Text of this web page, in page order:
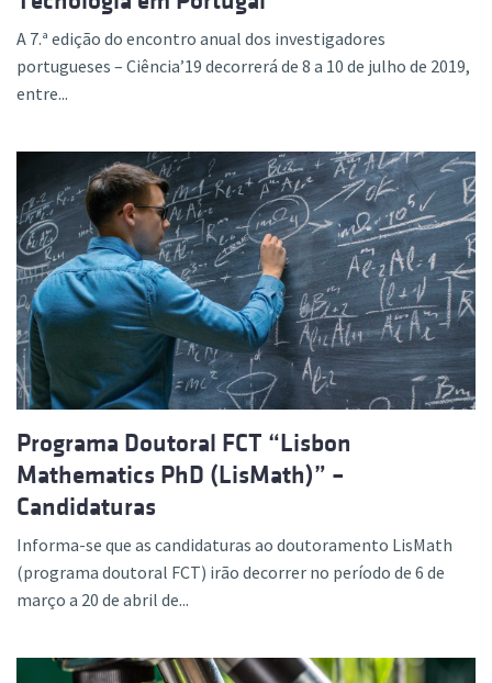
A 7.ª edição do encontro anual dos investigadores
portugueses – Ciência’19 decorrerá de 8 a 10 de julho de 2019,
entre...
Programa Doutoral FCT “Lisbon
Mathematics PhD (LisMath)” –
Candidaturas
Informa-se que as candidaturas ao doutoramento LisMath
(programa doutoral FCT) irão decorrer no período de 6 de
março a 20 de abril de...